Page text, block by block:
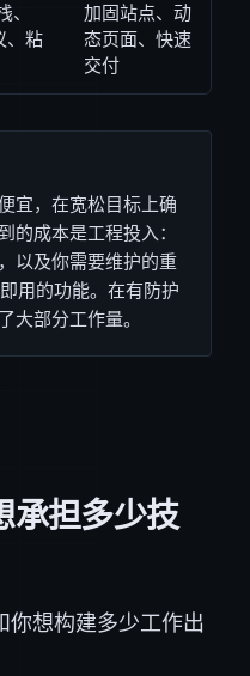
、
、粘
加固站点、动
态页面、快速
交付
宜，在宽松目标上确
的成本是工程投入：
以及你需要维护的重
用的功能。在有防护
大部分工作量。
承担多少技
你想构建多少工作出